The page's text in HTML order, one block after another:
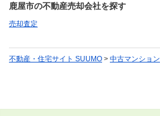
鹿屋市の不動産売却会社を探す
売却査定
不動産・住宅サイト SUUMO > 中古マンション